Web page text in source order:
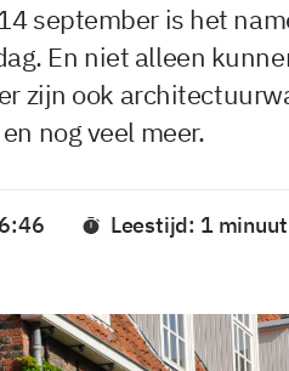
september is het
En niet alleen
zijn ook
nog veel meer.
Leestijd: 1 minuut